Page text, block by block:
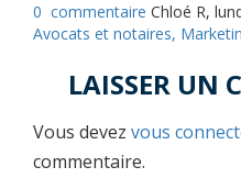
0 commentaire Chloé R,
Avocats et notaires,
LAISSER UN
Vous devez vous
commentaire.